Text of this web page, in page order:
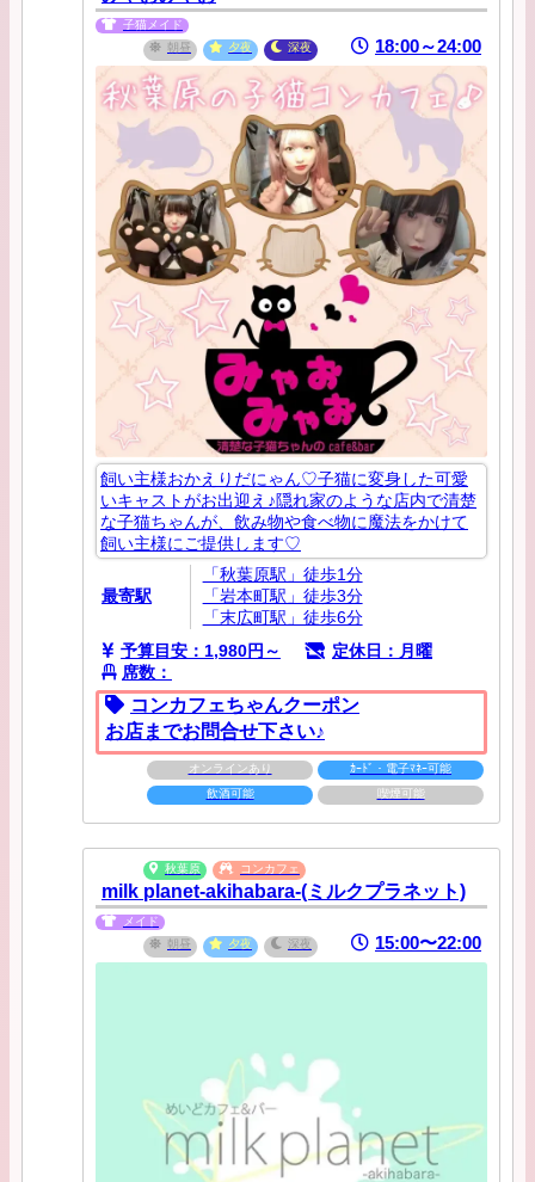
子猫メイド
朝昼
夕夜 深夜 18:00～24:00
飼い主様おかえりだにゃん♡子猫に変身した可愛
いキャストがお出迎え♪隠れ家のような店内で清楚
な子猫ちゃんが、飲み物や食べ物に魔法をかけて​​​
飼い主様にご提供します♡
最寄駅
「秋葉原駅」徒歩1分
「岩本町駅」徒歩3分
「末広町駅」徒歩6分
予算目安：1,980円～
定休日：月曜
席数：
コンカフェちゃんクーポン
お店までお問合せ下さい♪
オンラインあり
ｶｰﾄﾞ・電子ﾏﾈｰ可能
飲酒可能
喫煙可能
秋葉原 コンカフェ
milk planet-akihabara-(ミルクプラネット)
メイド
朝昼
夕夜 深夜 15:00〜22:00